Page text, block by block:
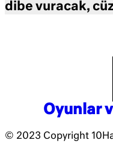
dibe vuracak,
Oyunlar
© 2023 Copyright